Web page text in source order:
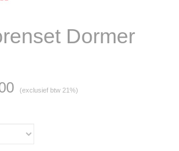
Dormer
(exclusief btw 21%)